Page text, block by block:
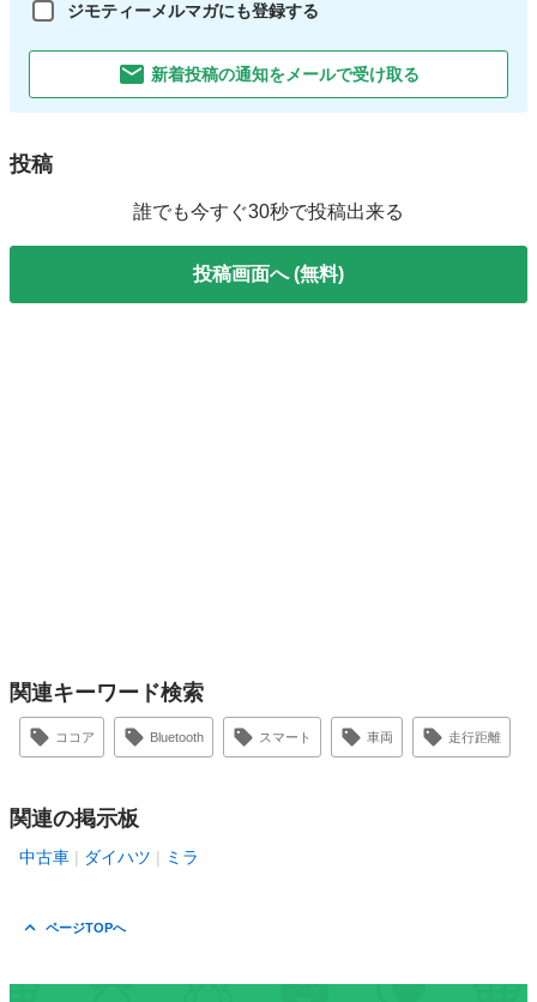
ジモティーメルマガにも登録する
新着投稿の通知をメールで受け取る
投稿
誰でも今すぐ30秒で投稿出来る
投稿画面へ (無料)
関連キーワード検索
ココア Bluetooth スマート 車両 走行距離
関連の掲示板
中古車 ダイハツ ミラ
ページTOPへ